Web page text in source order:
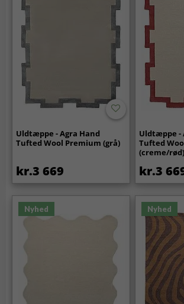
Uldtæppe - Agra Hand
Tufted Wool Premium (grå)
kr.3 669
Uldtæppe -
Tufted
(creme/rød)
kr.3
Nyhed Nyhed